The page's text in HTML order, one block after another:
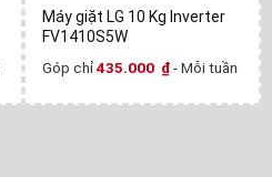
Máy giặt LG 10 Kg Inverter
FV1410S5W
Góp chỉ435.000 ₫- Mỗi tuần